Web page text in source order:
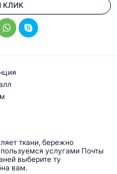
КЛИК
ткани, бережно
услугами Почты
выберите ту
вам.